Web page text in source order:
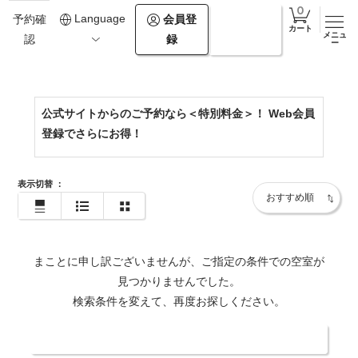
予約確
認
Language
会員登
録
カート
メニュ
ー
0123-25-2212
https://www.mizunouta.com/
公式サイトからのご予約なら＜特別料金＞！ Web会員
登録でさらにお得！
表示切替 ：
まことに申し訳ございませんが、ご指定の条件での空室が
見つかりませんでした。
検索条件を変えて、再度お探しください。